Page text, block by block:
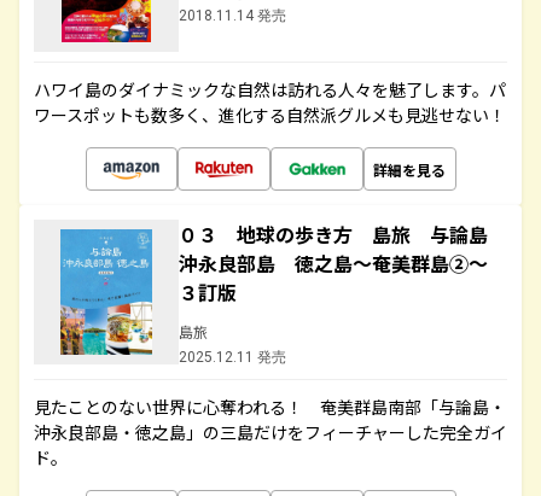
2018.11.14 発売
ハワイ島のダイナミックな自然は訪れる人々を魅了します。パ
ワースポットも数多く、進化する自然派グルメも見逃せない！
詳細を見る
０３ 地球の歩き方 島旅 与論島
沖永良部島 徳之島～奄美群島②～
３訂版
島旅
2025.12.11 発売
見たことのない世界に心奪われる！ 奄美群島南部「与論島・
沖永良部島・徳之島」の三島だけをフィーチャーした完全ガイ
ド。